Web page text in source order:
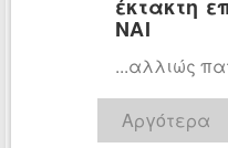
Αστυνομία την
Θεωρούσαν ότι είχε
πρόσωπο. Είναι όμως
»Θα μιλήσουν οι
Φαίνεται ότι το
έκτακτη
ΝΑΙ
...αλλιώς
Αργότερα